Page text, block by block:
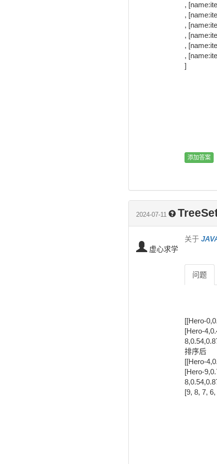
,
,
,
,
,
,
2024-07-11
虚心求学
关于
问题
[[Hero-
[Hero-
排序后
[[Hero-
[Hero-
[9, 8, 7,